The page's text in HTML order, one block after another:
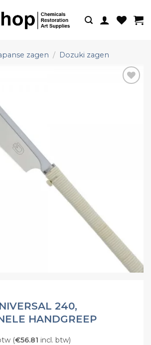
zagen / Dozuki zagen
240,
HANDGREEP
(€56.81 incl. btw)